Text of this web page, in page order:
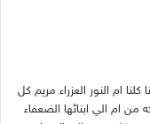
ام النور العزراء مريم كل
من ام الي ابنائها الضعفاء